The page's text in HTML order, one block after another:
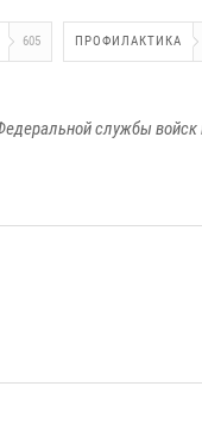
605 ПРОФИЛАКТИКА
службы